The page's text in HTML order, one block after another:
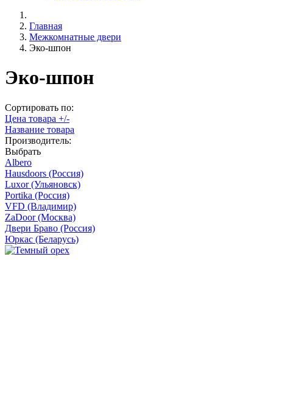
Главная
Межкомнатные двери
Эко-шпон
Эко-шпон
Сортировать по:
Цена товара +/-
Название товара
Производитель:
Выбрать
Albero
Hausdoors (Россия)
Luxor (Ульяновск)
Portika (Россия)
VFD (Владимир)
ZaDoor (Москва)
Двери Браво (Россия)
Юркас (Беларусь)